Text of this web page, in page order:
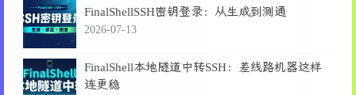
FinalShellSSH密钥登录：从生成到测通
2026-07-13
FinalShell本地隧道中转SSH：差线路机器这样
连更稳